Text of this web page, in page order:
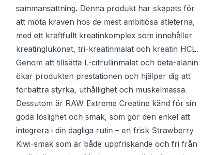
sammansättning. Denna produkt har skapats för
att möta kraven hos de mest ambitiösa atleterna,
med ett kraftfullt kreatinkomplex som innehåller
kreatinglukonat, tri-kreatinmalat och kreatin HCL.
Genom att tillsätta L-citrullinmalat och beta-alanin
ökar produkten prestationen och hjälper dig att
förbättra styrka, uthållighet och muskelmassa.
Dessutom är RAW Extreme Creatine känd för sin
goda löslighet och smak, som gör den enkel att
integrera i din dagliga rutin – en frisk Strawberry
Kiwi-smak som är både uppfriskande och fri från